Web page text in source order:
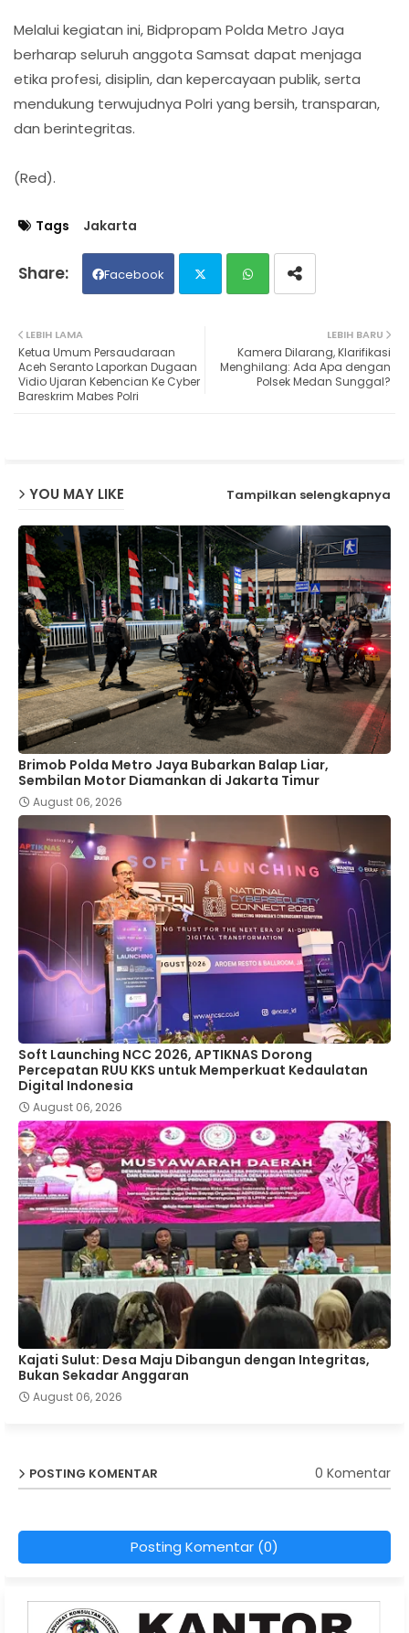
Melalui kegiatan ini, Bidpropam Polda Metro Jaya
berharap seluruh anggota Samsat dapat menjaga
etika profesi, disiplin, dan kepercayaan publik, serta
mendukung terwujudnya Polri yang bersih, transparan,
dan berintegritas.
(Red).
Tags Jakarta
Facebook
ats
LEBIH BARU
Kamera Dilarang, Klarifikasi
Menghilang: Ada Apa dengan
Polsek Medan Sunggal?
LEBIH LAMA
Ketua Umum Persaudaraan
Aceh Seranto Laporkan Dugaan
Vidio Ujaran Kebencian Ke Cyber
Bareskrim Mabes Polri
YOU MAY LIKE Tampilkan selengkapnya
Brimob Polda Metro Jaya Bubarkan Balap Liar,
Sembilan Motor Diamankan di Jakarta Timur
August 06, 2026
Soft Launching NCC 2026, APTIKNAS Dorong
Percepatan RUU KKS untuk Memperkuat Kedaulatan
Digital Indonesia
August 06, 2026
Kajati Sulut: Desa Maju Dibangun dengan Integritas,
Bukan Sekadar Anggaran
August 06, 2026
POSTING KOMENTAR 0 Komentar
Posting Komentar (0)